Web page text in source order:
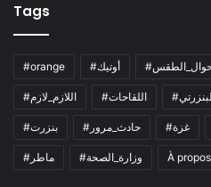
Tags
#orange #أوتيك
#اللازم_لازم #اللقاحات
#بنزرت #حادث_مرور #غزة
#ماطر #وزارة_الصحة À propos